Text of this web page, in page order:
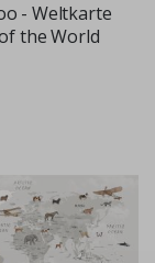
- Weltkarte
the World